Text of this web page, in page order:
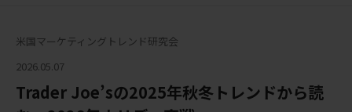
米国マーケティングトレンド研究会
2026.05.07
Trader Joe’sの2025年秋冬トレンドから読